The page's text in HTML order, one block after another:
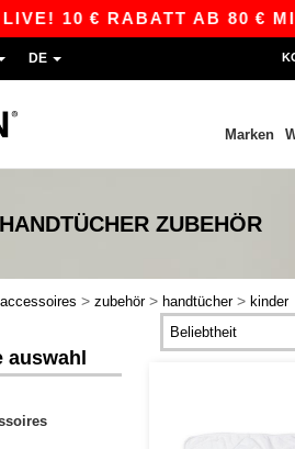
10 € RABATT AB 80 €
DE
Marken
ZUBEHÖR
> zubehör > handtücher > kinder